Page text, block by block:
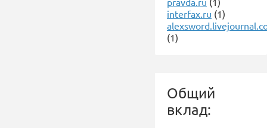
interfax.ru (1)
(1)
Общий
вклад: